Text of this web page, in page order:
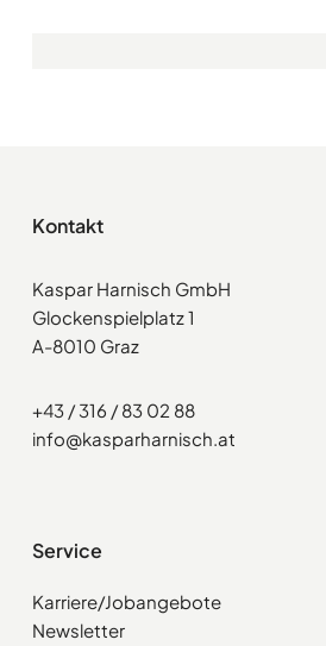
Kontakt
Kaspar Harnisch GmbH
Glockenspielplatz 1
A-8010 Graz
+43 / 316 / 83 02 88
info@kasparharnisch.at
Service
Karriere/Jobangebote
Newsletter